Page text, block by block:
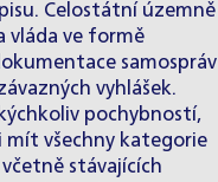
Celostátní územně
vláda ve formě
samospráv
vyhlášek.
pochybností,
všechny kategorie
stávajících